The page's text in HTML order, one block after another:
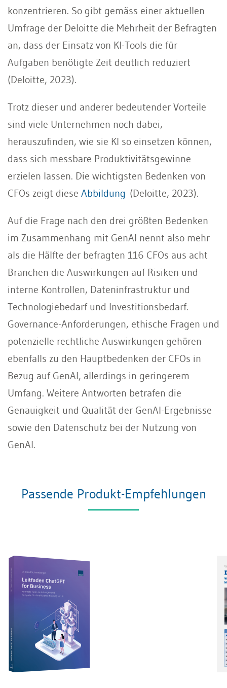
konzentrieren. So gibt gemäss einer aktuellen
Umfrage der Deloitte die Mehrheit der Befragten
an, dass der Einsatz von KI-Tools die für
Aufgaben benötigte Zeit deutlich reduziert
(Deloitte, 2023).
Trotz dieser und anderer bedeutender Vorteile
sind viele Unternehmen noch dabei,
herauszufinden, wie sie KI so einsetzen können,
dass sich messbare Produktivitätsgewinne
erzielen lassen. Die wichtigsten Bedenken von
CFOs zeigt diese Abbildung (Deloitte, 2023).
Auf die Frage nach den drei größten Bedenken
im Zusammenhang mit GenAI nennt also mehr
als die Hälfte der befragten 116 CFOs aus acht
Branchen die Auswirkungen auf Risiken und
interne Kontrollen, Dateninfrastruktur und
Technologiebedarf und Investitionsbedarf.
Governance-Anforderungen, ethische Fragen und
potenzielle rechtliche Auswirkungen gehören
ebenfalls zu den Hauptbedenken der CFOs in
Bezug auf GenAI, allerdings in geringerem
Umfang. Weitere Antworten betrafen die
Genauigkeit und Qualität der GenAI-Ergebnisse
sowie den Datenschutz bei der Nutzung von
GenAI.
Passende Produkt-Empfehlungen